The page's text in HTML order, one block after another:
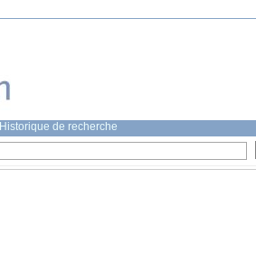
Historique de recherche